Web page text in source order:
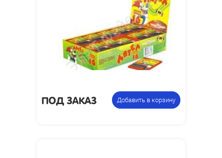
фасовку:
связанных петард
ПОД ЗАКАЗ Добавить в корзину